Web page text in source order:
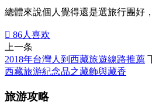
總體來說個人覺得還是選旅行團好
 86人喜欢
上一条
2018年台灣人到西藏旅遊線路推薦
西藏旅游紀念品之藏飾與藏香
旅游攻略